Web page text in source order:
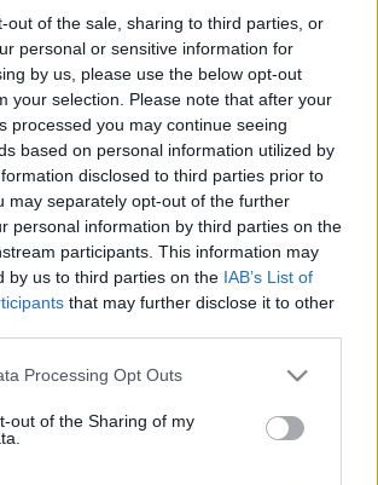
out of the sale, sharing to third parties, or
personal or sensitive information for
by us, please use the below opt-out
your selection. Please note that after your
processed you may continue seeing
based on personal information utilized by
disclosed to third parties prior to
may separately opt-out of the further
personal information by third parties on the
participants. This information may
by us to third parties on the IAB’s List of
that may further disclose it to other
this website/app uses one or more Google
visit or usage behaviour. You may click to
to Google and its third-party tags to
below specified purposes in below Google
Processing Opt Outs
out of the Sharing of my
fogadták, hogy a Tisza
felhatalmazást kapott.
leendő miniszterelnök győzelmi
spontán utcabál alakult ki
Megszólaltattuk a térség
képviselőjét, Molnár Jánost
is.
érkeztek vendégek a Három
együtt vártuk a fejleményeket.
eredménynek egyre jobban
legdrámaibb pontja az volt,